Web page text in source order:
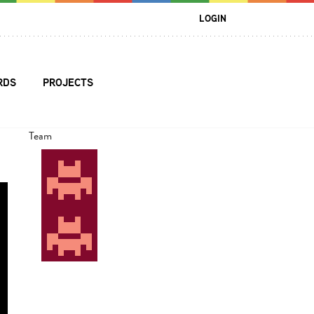
LOGIN
PROJECTS
Team